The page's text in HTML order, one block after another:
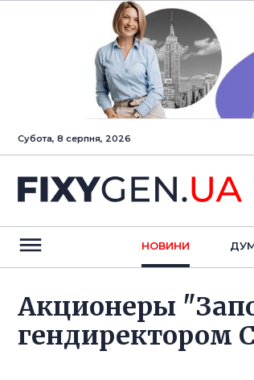
Субота, 8 серпня, 2026
НОВИНИ
Акционеры
гендиректором